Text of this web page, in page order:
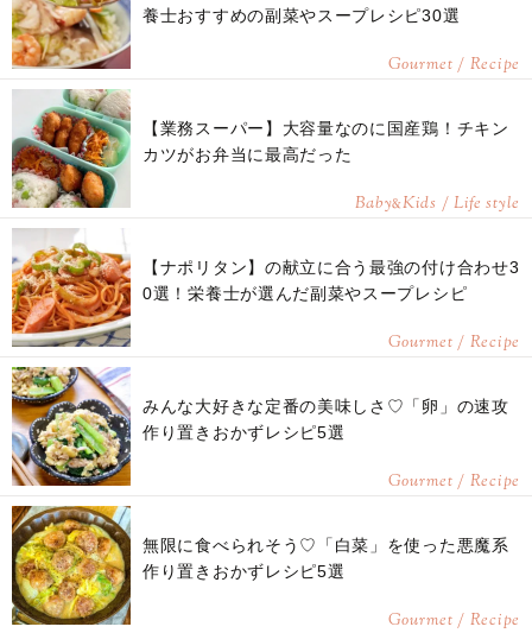
養士おすすめの副菜やスープレシピ30選
Gourmet / Recipe
【業務スーパー】大容量なのに国産鶏！チキン
カツがお弁当に最高だった
Baby&Kids / Life style
【ナポリタン】の献立に合う最強の付け合わせ3
0選！栄養士が選んだ副菜やスープレシピ
Gourmet / Recipe
みんな大好きな定番の美味しさ♡「卵」の速攻
作り置きおかずレシピ5選
Gourmet / Recipe
無限に食べられそう♡「白菜」を使った悪魔系
作り置きおかずレシピ5選
Gourmet / Recipe